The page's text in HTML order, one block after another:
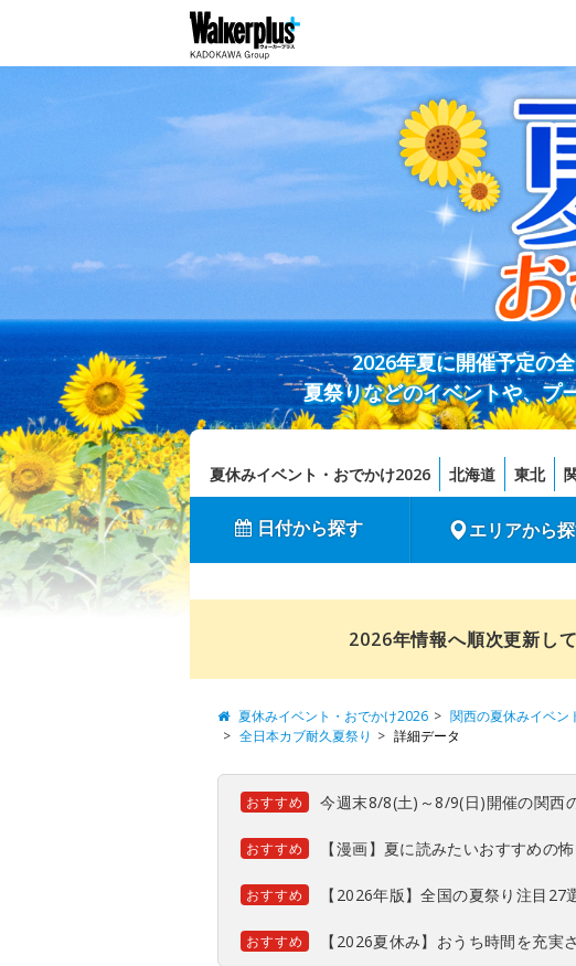
2026年夏に開催予定の
夏祭りなどのイベントや、プ
夏休みイベント・おでかけ2026 北海道 東北
日付から探す エリアから
2026年情報へ順次更新し
夏休みイベント・おでかけ2026 関西の夏休みイベン
全日本カブ耐久夏祭り
詳細データ
おすすめ 今週末8/8(土)～8/9(日)開催の関西
おすすめ 【漫画】夏に読みたいおすすめの
おすすめ 【2026年版】全国の夏祭り注目27
おすすめ 【2026夏休み】おうち時間を充実